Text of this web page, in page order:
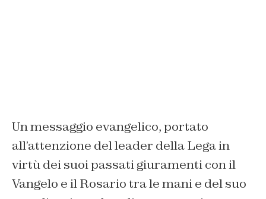
Un messaggio evangelico, portato
all’attenzione del leader della Lega in
virtù dei suoi passati giuramenti con il
Vangelo e il Rosario tra le mani e del suo